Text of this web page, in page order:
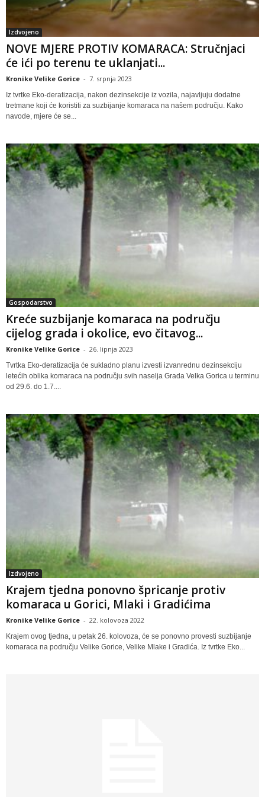
Izdvojeno
NOVE MJERE PROTIV KOMARACA: Stručnjaci
će ići po terenu te uklanjati...
Kronike Velike Gorice - 7. srpnja 2023
Iz tvrtke Eko-deratizacija, nakon dezinsekcije iz vozila, najavljuju dodatne
tretmane koji će koristiti za suzbijanje komaraca na našem području. Kako
navode, mjere će se...
Gospodarstvo
Kreće suzbijanje komaraca na području
cijelog grada i okolice, evo čitavog...
Kronike Velike Gorice - 26. lipnja 2023
Tvrtka Eko-deratizacija će sukladno planu izvesti izvanrednu dezinsekciju
letećih oblika komaraca na području svih naselja Grada Velka Gorica u terminu
od 29.6. do 1.7....
Izdvojeno
Krajem tjedna ponovno špricanje protiv
komaraca u Gorici, Mlaki i Gradićima
Kronike Velike Gorice - 22. kolovoza 2022
Krajem ovog tjedna, u petak 26. kolovoza, će se ponovno provesti suzbijanje
komaraca na području Velike Gorice, Velike Mlake i Gradića. Iz tvrtke Eko...